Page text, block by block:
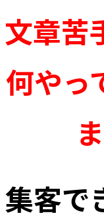
文章苦
何やっ
集客で